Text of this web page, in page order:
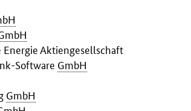
Energie Aktiengesellschaft
Software GmbH
GmbH